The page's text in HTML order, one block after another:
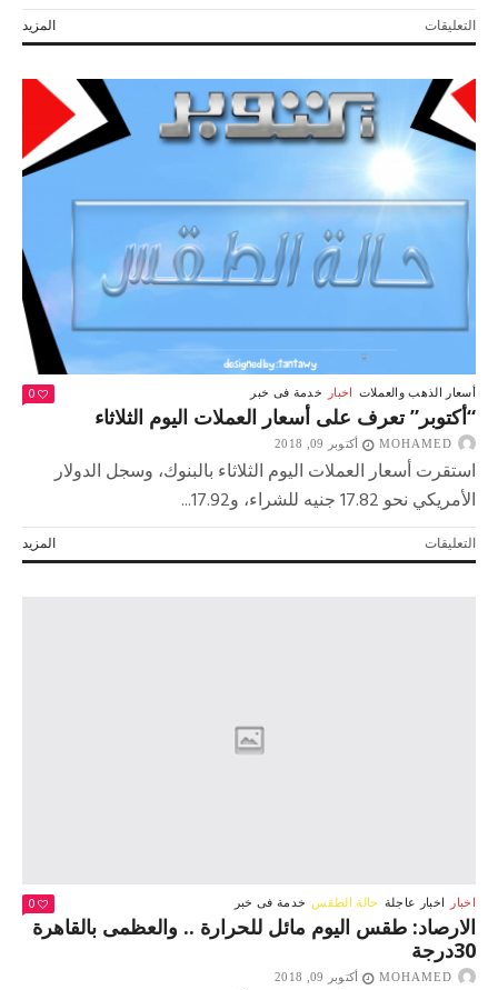
المزيد التعليقاتعلى
الأرصاد:
اليوم
معتدل
والعظمى
أسعار الذهب والعملات اخبار خدمة فى خبر 0
“أكتوبر” تعرف على أسعار العملات اليوم الثلاثاء
MOHAMED أكتوبر 09, 2018
استقرت أسعار العملات اليوم الثلاثاء بالبنوك، وسجل الدولار
الأمريكي نحو 17.82 جنيه للشراء، و17.92...
المزيد التعليقاتعلى
“أكتوبر”
اخبار اخبار عاجلة حالة الطقس خدمة فى خبر 0
الارصاد: طقس اليوم مائل للحرارة .. والعظمى بالقاهرة
30درجة
MOHAMED أكتوبر 09, 2018